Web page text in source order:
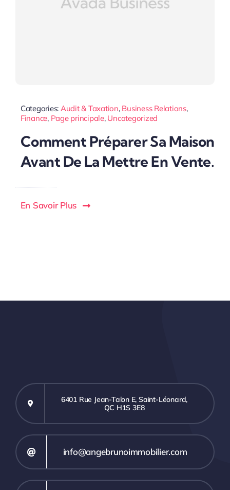
Categories: Audit & Taxation, Business Relations,
Finance, Page principale, Uncategorized
Comment Préparer Sa Maison
Avant De La Mettre En Vente.
En Savoir Plus
6401 Rue Jean-Talon E, Saint-Léonard,
QC H1S 3E8
info@angebrunoimmobilier.com